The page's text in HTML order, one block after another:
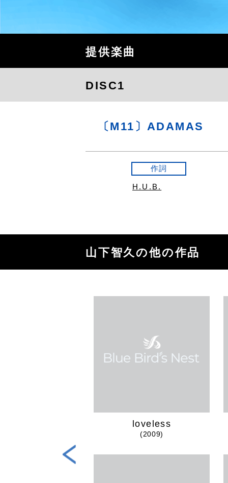
提供楽曲
DISC1
〔M11〕ADAMAS
作詞
H.U.B.
山下智久の他の作品
loveless
(2009)